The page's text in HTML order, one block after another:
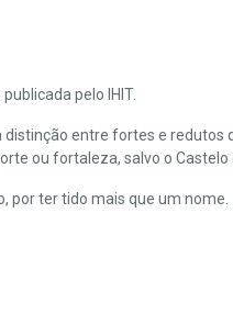
pelo IHIT.
entre fortes e
ou fortaleza, salvo o Castelo
por ter tido mais que um nome.